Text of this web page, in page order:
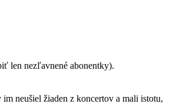
len nezľavnené abonentky).
neušiel žiaden z koncertov a mali istotu,